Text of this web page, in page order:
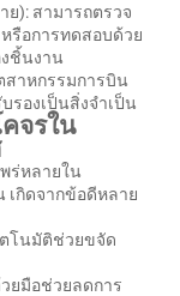
ย): สามารถตรวจ
รือการทดสอบด้วย
ชิ้นงาน
าหกรรมการบิน
รองเป็นสิ่งจำเป็น
จรใน
ร่หลายใน
กิดจากข้อดีหลาย
โนมัติช่วยขจัด
ยมือช่วยลดการ